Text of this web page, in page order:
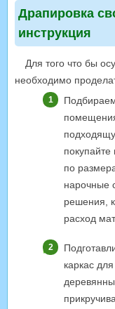
Драпировка
инструкция
Для того что бы
необходимо
по
нарочные
решения,
расход
каркас